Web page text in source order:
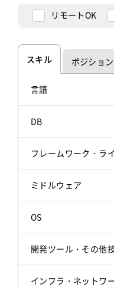
リモートOK
スキル ポジション
言語
DB
フレームワーク・ラ
ミドルウェア
OS
開発ツール・その他
インフラ・ネットワ